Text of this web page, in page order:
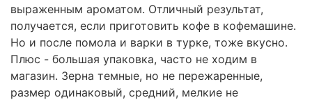
выраженным ароматом. Отличный результат,
получается, если приготовить кофе в кофемашине.
Но и после помола и варки в турке, тоже вкусно.
Плюс - большая упаковка, часто не ходим в
магазин. Зерна темные, но не пережаренные,
размер одинаковый, средний, мелкие не